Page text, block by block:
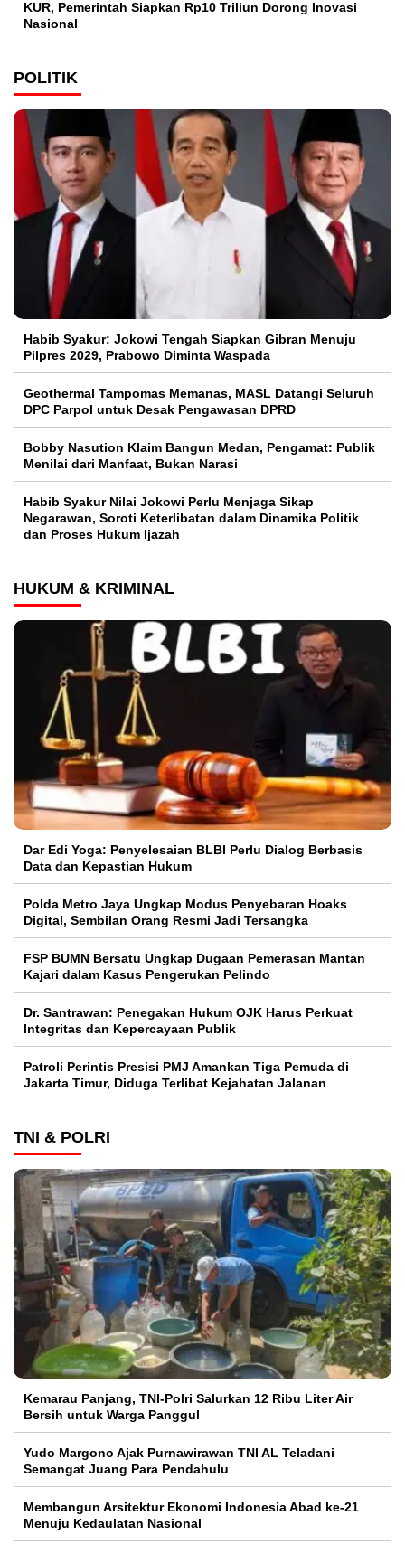
KUR, Pemerintah Siapkan Rp10 Triliun Dorong Inovasi
Nasional
POLITIK
Habib Syakur: Jokowi Tengah Siapkan Gibran Menuju
Pilpres 2029, Prabowo Diminta Waspada
Geothermal Tampomas Memanas, MASL Datangi Seluruh
DPC Parpol untuk Desak Pengawasan DPRD
Bobby Nasution Klaim Bangun Medan, Pengamat: Publik
Menilai dari Manfaat, Bukan Narasi
Habib Syakur Nilai Jokowi Perlu Menjaga Sikap
Negarawan, Soroti Keterlibatan dalam Dinamika Politik
dan Proses Hukum Ijazah
HUKUM & KRIMINAL
Dar Edi Yoga: Penyelesaian BLBI Perlu Dialog Berbasis
Data dan Kepastian Hukum
Polda Metro Jaya Ungkap Modus Penyebaran Hoaks
Digital, Sembilan Orang Resmi Jadi Tersangka
FSP BUMN Bersatu Ungkap Dugaan Pemerasan Mantan
Kajari dalam Kasus Pengerukan Pelindo
Dr. Santrawan: Penegakan Hukum OJK Harus Perkuat
Integritas dan Kepercayaan Publik
Patroli Perintis Presisi PMJ Amankan Tiga Pemuda di
Jakarta Timur, Diduga Terlibat Kejahatan Jalanan
TNI & POLRI
Kemarau Panjang, TNI-Polri Salurkan 12 Ribu Liter Air
Bersih untuk Warga Panggul
Yudo Margono Ajak Purnawirawan TNI AL Teladani
Semangat Juang Para Pendahulu
Membangun Arsitektur Ekonomi Indonesia Abad ke-21
Menuju Kedaulatan Nasional